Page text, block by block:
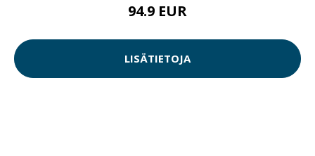
94.9 EUR
LISÄTIETOJA